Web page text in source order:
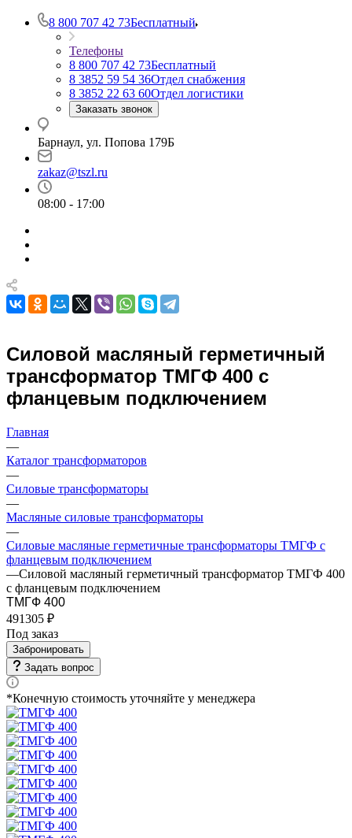
8 800 707 42 73Бесплатный
Телефоны
8 800 707 42 73Бесплатный
8 3852 59 54 36Отдел снабжения
8 3852 22 63 60Отдел логистики
Заказать звонок
Барнаул, ул. Попова 179Б
zakaz@tszl.ru
08:00 - 17:00
Силовой масляный герметичный
трансформатор ТМГФ 400 с
фланцевым подключением
Главная
—
Каталог трансформаторов
—
Силовые трансформаторы
—
Масляные силовые трансформаторы
—
Силовые масляные герметичные трансформаторы ТМГФ с
фланцевым подключением
—Силовой масляный герметичный трансформатор ТМГФ 400
с фланцевым подключением
ТМГФ 400
491305 ₽
Под заказ
Забронировать
Задать вопрос
*Конечную стоимость уточняйте у менеджера